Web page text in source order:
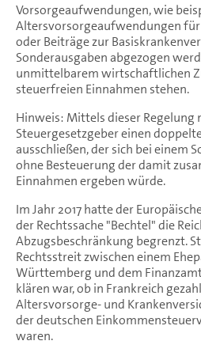
Vorsorgeaufwendungen, wie
Altersvorsorgeaufwendungen
oder Beiträge zur
Sonderausgaben abgezogen
unmittelbarem wirtschaftlichen
steuerfreien Einnahmen stehen.
Hinweis: Mittels dieser Regelung
Steuergesetzgeber einen
ausschließen, der sich bei einem
ohne Besteuerung der damit
Einnahmen ergeben würde.
Im Jahr 2017 hatte der
der Rechtssache "Bechtel" die
Abzugsbeschränkung begrenzt.
Rechtsstreit zwischen einem
Württemberg und dem
klären war, ob in Frankreich
Altersvorsorge- und
der deutschen
waren.